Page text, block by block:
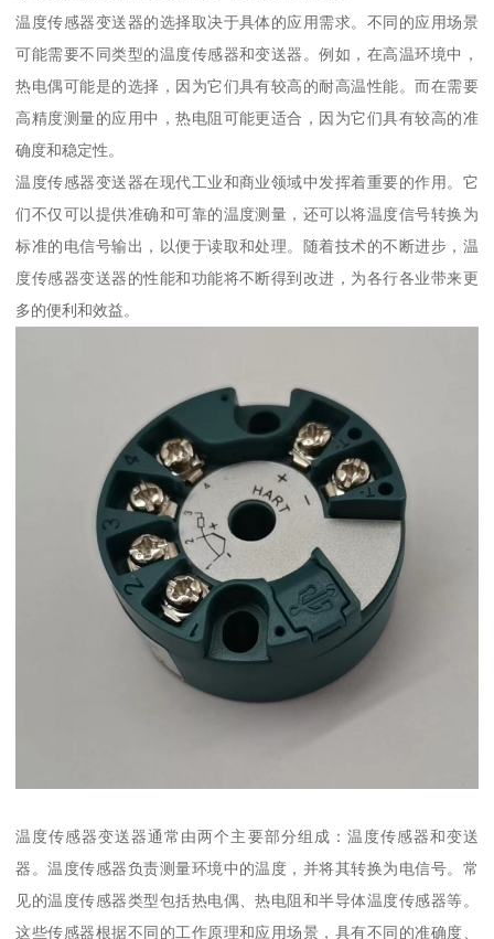
温度传感器变送器的选择取决于具体的应用需求。不同的应用场景
可能需要不同类型的温度传感器和变送器。例如，在高温环境中，
热电偶可能是的选择，因为它们具有较高的耐高温性能。而在需要
高精度测量的应用中，热电阻可能更适合，因为它们具有较高的准
确度和稳定性。
温度传感器变送器在现代工业和商业领域中发挥着重要的作用。它
们不仅可以提供准确和可靠的温度测量，还可以将温度信号转换为
标准的电信号输出，以便于读取和处理。随着技术的不断进步，温
度传感器变送器的性能和功能将不断得到改进，为各行各业带来更
多的便利和效益。
温度传感器变送器通常由两个主要部分组成：温度传感器和变送
器。温度传感器负责测量环境中的温度，并将其转换为电信号。常
见的温度传感器类型包括热电偶、热电阻和半导体温度传感器等。
这些传感器根据不同的工作原理和应用场景，具有不同的准确度、